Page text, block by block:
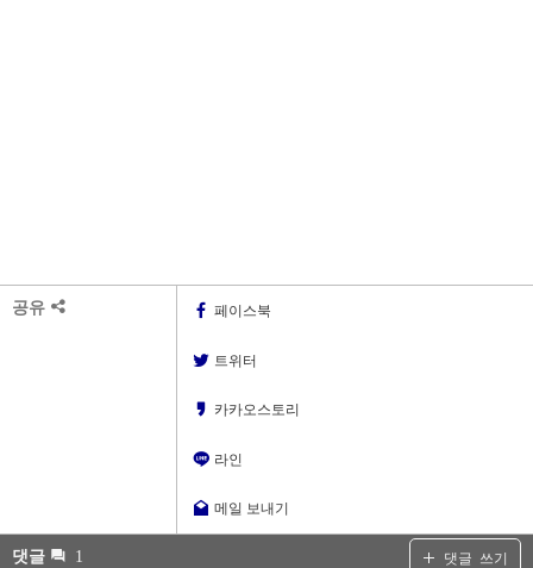
공유 페이스북
트위터
카카오스토리
라인
메일 보내기
댓글 1 댓글 쓰기